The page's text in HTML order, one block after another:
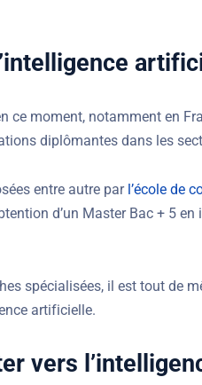
ce moment, notamment en
diplômantes dans les
entre autre par l’école de
d’un Master Bac + 5 en
spécialisées, il est tout de
artificielle.
vers